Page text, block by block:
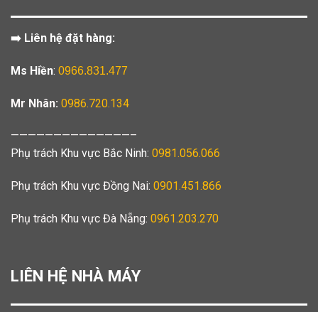
➡️ Liên hệ đặt hàng:
Ms Hiền: 0966.831.477
Mr Nhân: 0986.720.134
——————————————–
Phụ trách Khu vực Bắc Ninh: 0981.056.066
Phụ trách Khu vực Đồng Nai: 0901.451.866
Phụ trách Khu vực Đà Nẵng: 0961.203.270
LIÊN HỆ NHÀ MÁY